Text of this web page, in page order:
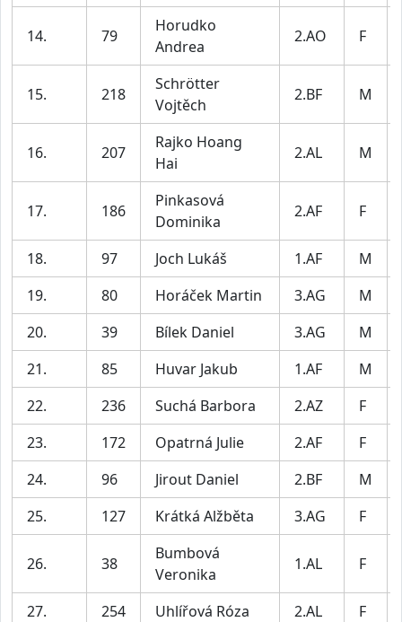
14. 79
Horudko
Andrea
2.AO F
15. 218
Schrötter
Vojtěch
2.BF M
16. 207
Rajko Hoang
Hai
2.AL M
17. 186
Pinkasová
Dominika
2.AF F
18. 97 Joch Lukáš 1.AF
M
19.
80 Horáček Martin 3.AG
M
20.
39 Bílek Daniel 3.AG
M
21.
85 Huvar Jakub 1.AF
M
22.
236 Suchá Barbora 2.AZ
F
23.
172 Opatrná Julie 2.AF
F
24.
96 Jirout Daniel 2.BF
M
25.
127 Krátká Alžběta 3.AG F
26. 38
Bumbová
Veronika
1.AL F
27. 254 Uhlířová Róza 2.AL
F